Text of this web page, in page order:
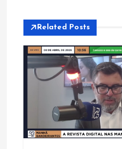
ã
P
Related Posts